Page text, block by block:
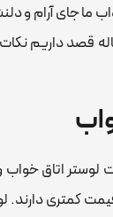
ما جای آرام و
قصد داریم
لوستر اتاق
کمتری دارند.